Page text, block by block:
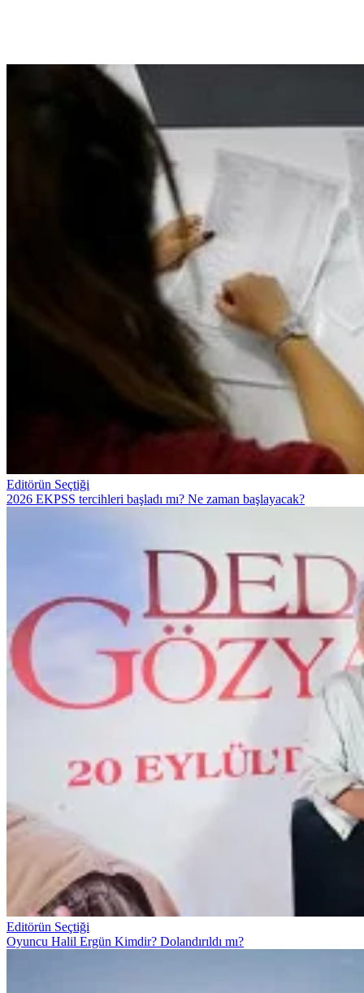
Editörün Seçtiği
2026 EKPSS tercihleri başladı mı? Ne zaman başlayacak?
Editörün Seçtiği
Oyuncu Halil Ergün Kimdir? Dolandırıldı mı?